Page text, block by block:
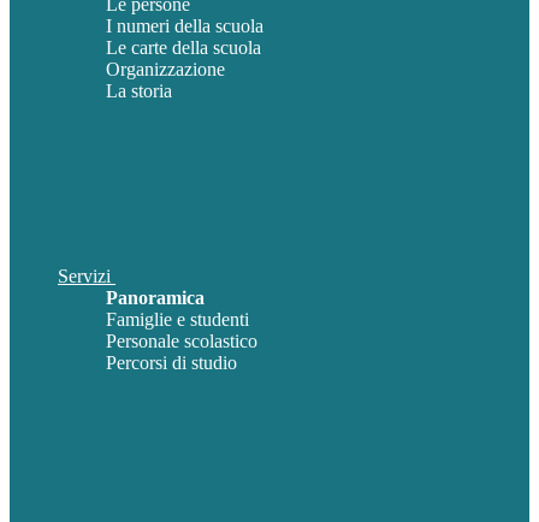
Le persone
I numeri della scuola
Le carte della scuola
Organizzazione
La storia
Servizi
Panoramica
Famiglie e studenti
Personale scolastico
Percorsi di studio